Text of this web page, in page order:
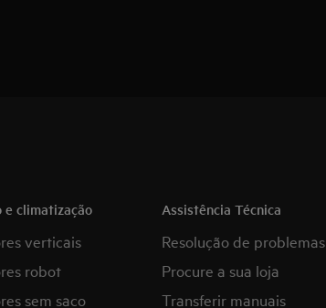
e climatização
verticais
robot
sem saco
Assistência Técnica
Resolução de problemas
Procure a sua loja
Transferir manuais